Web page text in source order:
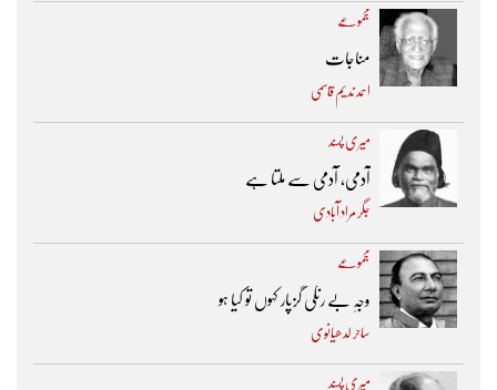
مجموعے
مناجات
احمد ندیم قاسمی
میری پسند
آدمی، آدمی سے ملتا ہے
جگر مراد آبادی
مجموعے
وجہِ بے رنگی گزپار کہوں تو کیا ہو
ساحر لدھیانوی
میری پسند